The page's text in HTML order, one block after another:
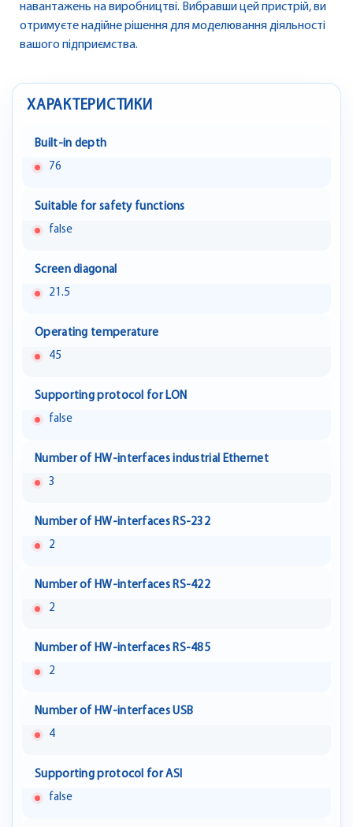
навантажень на виробництві. Вибравши цей пристрій, ви
отримуєте надійне рішення для моделювання діяльності
вашого підприємства.
ХАРАКТЕРИСТИКИ
Built-in depth
76
Suitable for safety functions
false
Screen diagonal
21.5
Operating temperature
45
Supporting protocol for LON
false
Number of HW-interfaces industrial Ethernet
3
Number of HW-interfaces RS-232
2
Number of HW-interfaces RS-422
2
Number of HW-interfaces RS-485
2
Number of HW-interfaces USB
4
Supporting protocol for ASI
false